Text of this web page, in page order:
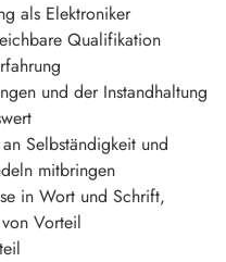
als Elektroniker
Qualifikation
und der Instandhaltung
Selbständigkeit und
mitbringen
in Wort und Schrift,
Vorteil